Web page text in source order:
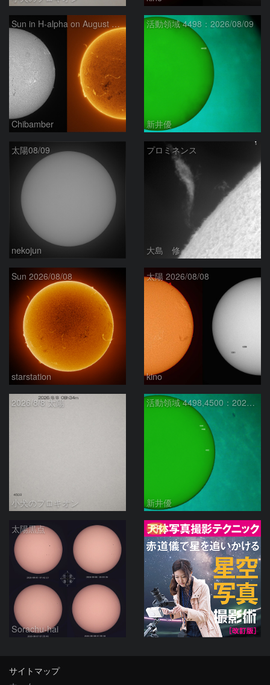
Sun in H-alpha on August 9, 2026
Chibamber
活動領域 4498：2026/08/09
新井優
太陽08/09
nekojun
プロミネンス
大島 修
Sun 2026/08/08
starstation
太陽 2026/08/08
kino
2026/8/8 太陽
小犬のプロキオン
活動領域 4498,4500：2026/08/08
新井優
太陽黒点
Sorachu-hai
PR
サイトマップ